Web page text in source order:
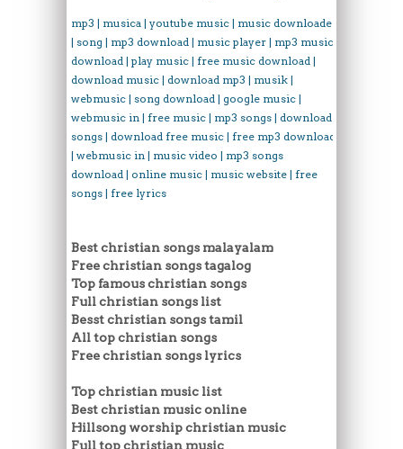
mp3 | musica | youtube music | music downloader
| song | mp3 download | music player | mp3 music
download | play music | free music download |
download music | download mp3 | musik |
webmusic | song download | google music |
webmusic in | free music | mp3 songs | download
songs | download free music | free mp3 download
| webmusic in | music video | mp3 songs
download | online music | music website | free
songs | free lyrics
Best christian songs malayalam
Free christian songs tagalog
Top famous christian songs
Full christian songs list
Besst christian songs tamil
All top christian songs
Free christian songs lyrics
Top christian music list
Best christian music online
Hillsong worship christian music
Full top christian music